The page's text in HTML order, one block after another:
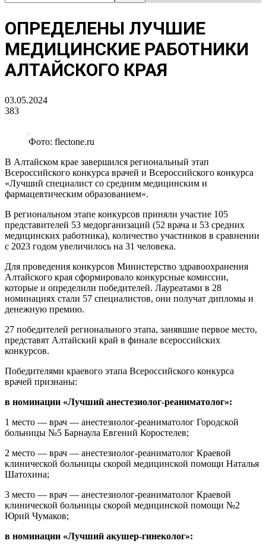
ОПРЕДЕЛЕНЫ ЛУЧШИЕ
МЕДИЦИНСКИЕ РАБОТНИКИ
АЛТАЙСКОГО КРАЯ
03.05.2024
383
Фото: flectone.ru
В Алтайском крае завершился региональный этап
Всероссийского конкурса врачей и Всероссийского конкурса
«Лучший специалист со средним медицинским и
фармацевтическим образованием».
В региональном этапе конкурсов приняли участие 105
представителей 53 медорганизаций (52 врача и 53 средних
медицинских работника), количество участников в сравнении
с 2023 годом увеличилось на 31 человека.
Для проведения конкурсов Министерство здравоохранения
Алтайского края сформировало конкурсные комиссии,
которые и определили победителей. Лауреатами в 28
номинациях стали 57 специалистов, они получат дипломы и
денежную премию.
27 победителей регионального этапа, занявшие первое место,
представят Алтайский край в финале всероссийских
конкурсов.
Победителями краевого этапа Всероссийского конкурса
врачей признаны:
в номинации «Лучший анестезиолог-реаниматолог»:
1 место — врач — анестезиолог-реаниматолог Городской
больницы №5 Барнаула Евгений Коростелев;
2 место — врач — анестезиолог-реаниматолог Краевой
клинической больницы скорой медицинской помощи Наталья
Шатохина;
3 место — врач — анестезиолог-реаниматолог Краевой
клинической больницы скорой медицинской помощи №2
Юрий Чумаков;
в номинации «Лучший акушер-гинеколог»: